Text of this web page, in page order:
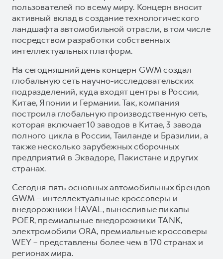
пользователей по всему миру. Концерн вносит
активный вклад в создание технологического
ландшафта автомобильной отрасли, в том числе
посредством разработки собственных
интеллектуальных платформ.
На сегодняшний день концерн GWM создал
глобальную сеть научно-исследовательских
подразделений, куда входят центры в России,
Китае, Японии и Германии. Так, компания
построила глобальную производственную сеть,
которая включает 10 заводов в Китае, 3 завода
полного цикла в России, Таиланде и Бразилии, а
также несколько зарубежных сборочных
предприятий в Эквадоре, Пакистане и других
странах.
Сегодня пять основных автомобильных брендов
GWM – интеллектуальные кроссоверы и
внедорожники HAVAL, выносливые пикапы
POER, премиальные внедорожники TANK,
электромобили ORA, премиальные кроссоверы
WEY – представлены более чем в 170 странах и
регионах мира.